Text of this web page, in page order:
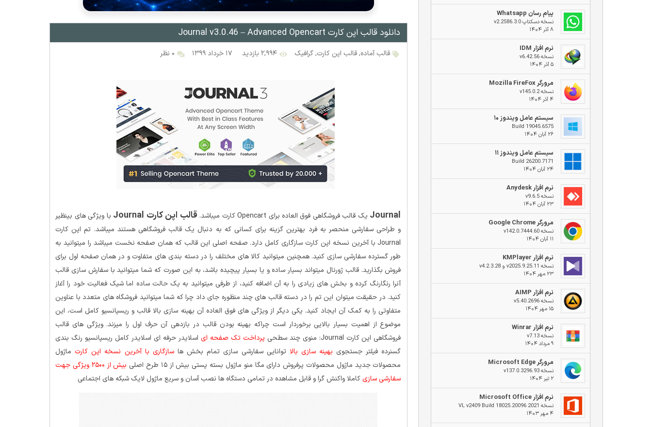
پیام رسان Whatsapp
نسخه دسکتاپ v2.2586.3.0
۸ آذر ۱۴۰۴
نرم افزار IDM
نسخه v6.42.56
۵ آذر ۱۴۰۴
مرورگر Mozilla FireFox
نسخه v145.0.2
۴ آذر ۱۴۰۴
سیستم عامل ویندوز ۱۰
Build 19045.6575
۲۶ آبان ۱۴۰۴
سیستم عامل ویندوز ۱۱
Build 26200.7171
۲۴ آبان ۱۴۰۴
نرم افزار Anydesk
نسخه v9.6.5
۲۳ آبان ۱۴۰۴
مرورگر Google Chrome
نسخه v142.0.7444.60
۱۱ آبان ۱۴۰۴
نرم افزار KMPlayer
نسخه v2025.9.25.11 و v4.2.3.28
۲۳ مهر ۱۴۰۴
نرم افزار AIMP
نسخه v5.40.2696
۱۵ مهر ۱۴۰۴
نرم افزار Winrar
نسخه v7.13
۹ مرداد ۱۴۰۴
مرورگر Microsoft Edge
نسخه v137.0.3296.93
۲ تیر ۱۴۰۴
نرم افزار Microsoft Office
نسخه 2021 VL v2409 Build 18025.20096
۴ مهر ۱۴۰۳
دانلود قالب اپن کارت Journal v3.0.46 – Advanced Opencart
قالب آماده,قالب اپن کارت,گرافیک ۲,۹۹۴ بازدید ۱۷ خرداد ۱۳۹۹ ۰ نظر
Journal یک قالب فروشگاهی فوق العاده برای Opencart کارت میباشد. قالب اپن کارت Journal
با ویژگی های بینظیر
و طراحی سفارشی منحصر به فرد بهترین گزینه برای کسانی که به دنبال یک قالب فروشگاهی هستند میباشد. تم اپن کارت
Journal با آخرین نسخه اپن کارت سازگاری کامل دارد. صفحه اصلی این قالب که همان صفحه نخست میباشد را میتوانید به
طور گسترده سفارشی سازی کنید. همچنین میتوانید کالا های مختلف را در دسته بندی های متفاوت و در همان صفحه اول برای
فروش بگذارید. قالب ژورنال میتواند بسیار ساده و یا بسیار پیچیده باشد، به این صورت که شما میتوانید با سفارش سازی قالب
آنرا رنگارنگ کرده و بخش های زیادی را به آن اضافه کنید، از طرفی میتوانید به یک حالت ساده اما شیک فعالیت خود را آغاز
کنید. در حقیقت میتوان این تم را در دسته قالب های چند منظوره جای داد چرا که شما میتوانید فروشگاه های متعدد با عناوین
متفاوتی را به کمک آن ایجاد کنید. یکی دیگر از ویژگی های فوق العاده آن بهینه سازی بالا قالب و ریسپانسیو کامل است، این
موضوع از اهمیت بسیار بالایی برخوردار است چراکه بهینه بودن قالب در بازدهی آن حرف اول را میزند. ویژگی های قالب
فروشگاهی اپن کارت Journal: منوی چند سطحی
پرداخت تک صفحه ای اسلایدر حرفه ای اسلایدر کامل ریسپانسیو رنگ بندی
گسنرده فیلتر جستجوی بهینه سازی بالا توانایی سفارشی سازی تمام بخش هاسازگاری با آخرین نسخه اپن کارت ماژول
محصولات جدید ماژول محصولات پرفروش دارای مگا منو ماژول بسته پستی بیش از ۱۵ طرح اصلی
بیش از ۲۵۰۰ ویژگی جهت
سفارشی سازیکاملا واکنش گرا و قابل مشاهده در تمامی دستگاه ها نصب آسان و سریع ماژول لایک شبکه های اجتماعی